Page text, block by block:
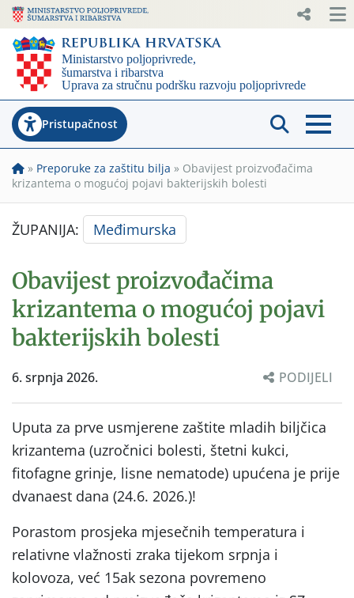
Pristupačnost
» Preporuke za zaštitu bilja » Obavijest proizvođačima
krizantema o mogućoj pojavi bakterijskih bolesti
ŽUPANIJA: Međimurska
Obavijest proizvođačima
krizantema o mogućoj pojavi
bakterijskih bolesti
6. srpnja 2026. PODIJELI
Uputa za prve usmjerene zaštite mladih biljčica
krizantema (uzročnici bolesti, štetni kukci,
fitofagne grinje, lisne nematode) upućena je prije
dvanaest dana (24.6. 2026.)!
Porastom prosjeka mjesečnih temperatura i
relativne vlažnosti zraka tijekom srpnja i
kolovoza, već 15ak sezona povremeno